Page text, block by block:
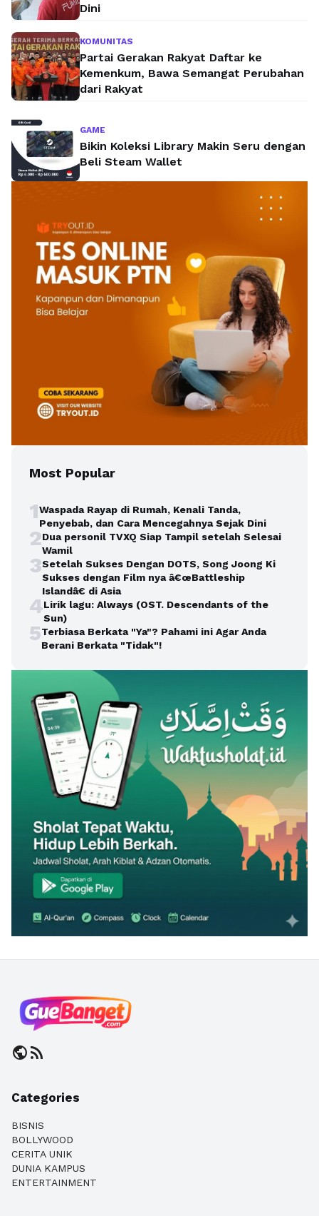
Dini
KOMUNITAS
Partai Gerakan Rakyat Daftar ke
Kemenkum, Bawa Semangat Perubahan
dari Rakyat
GAME
Bikin Koleksi Library Makin Seru dengan
Beli Steam Wallet
Most Popular
1Waspada Rayap di Rumah, Kenali Tanda,
Penyebab, dan Cara Mencegahnya Sejak Dini
2Dua personil TVXQ Siap Tampil setelah Selesai
Wamil
3Setelah Sukses Dengan DOTS, Song Joong Ki
Sukses dengan Film nya â€œBattleship
Islandâ€ di Asia
4Lirik lagu: Always (OST. Descendants of the
Sun)
5Terbiasa Berkata "Ya"? Pahami ini Agar Anda
Berani Berkata "Tidak"!
publicrss_feed
Categories
BISNIS
BOLLYWOOD
CERITA UNIK
DUNIA KAMPUS
ENTERTAINMENT